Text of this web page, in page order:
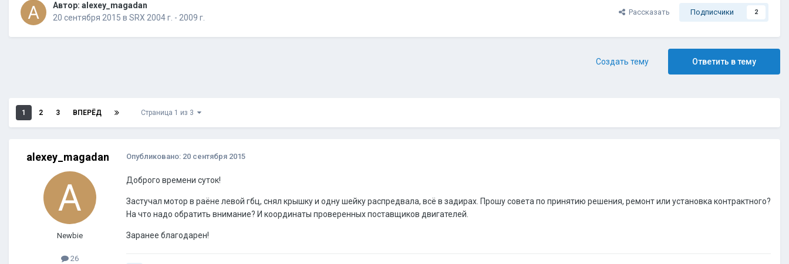
Автор: alexey_magadan
20 сентября 2015 в SRX 2004 г. - 2009 г.
Рассказать Подписчики 2
Ответить в тему
Создать тему
1 2 3 ВПЕРЁД Страница 1 из 3
alexey_magadan
Newbie
26
Опубликовано: 20 сентября 2015
Доброго времени суток!
Застучал мотор в раёне левой гбц, снял крышку и одну шейку распредвала, всё в задирах. Прошу совета по принятию решения, ремонт или установка контрактного?
На что надо обратить внимание? И координаты проверенных поставщиков двигателей.
Заранее благодарен!